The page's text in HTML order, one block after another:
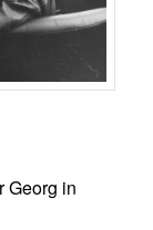
Georg in